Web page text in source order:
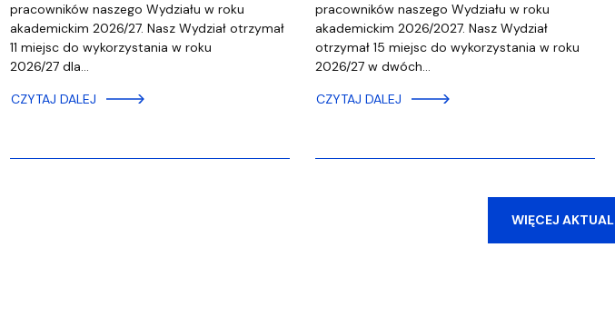
pracowników naszego Wydziału w roku
akademickim 2026/27. Nasz Wydział otrzymał
11 miejsc do wykorzystania w roku
2026/27 dla…
CZYTAJ DALEJ
pracowników naszego Wydziału w roku
akademickim 2026/2027. Nasz Wydział
otrzymał 15 miejsc do wykorzystania w roku
2026/27 w dwóch…
CZYTAJ DALEJ
WIĘCEJ